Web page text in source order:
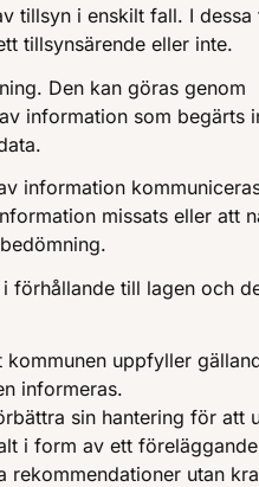
tillsyn i enskilt fall. I
tillsynsärende eller inte.
Den kan göras genom
information som begärts
information
missats eller att
förhållande till lagen och
uppfyller
informeras.
sin hantering för att
i form av ett
utan